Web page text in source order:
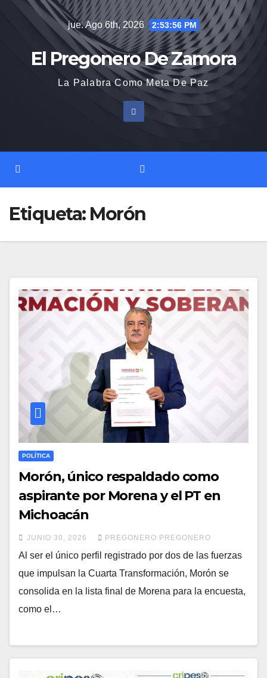
jue. Ago 6th, 2026 2:53:56 PM
El Pregonero De Zamora
La Palabra Como Meta De Paz
Etiqueta: Morón
POLÍTICA
Morón, único respaldado como
aspirante por Morena y el PT en
Michoacán
JUNIO 30, 2026 PREGONERO PREGONERO
Al ser el único perfil registrado por dos de las fuerzas
que impulsan la Cuarta Transformación, Morón se
consolida en la lista final de Morena para la encuesta,
como el…